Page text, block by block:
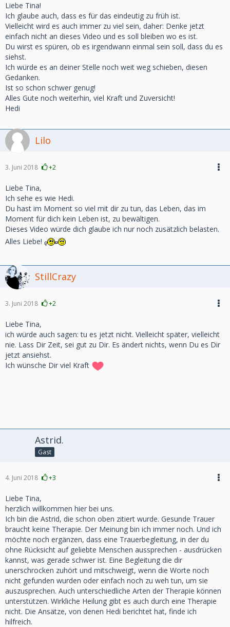
Liebe Tina!
Ich glaube auch, dass es für das eindeutig zu früh ist.
Vielleicht wird es auch immer zu viel sein, daher: Denke jetzt
einfach nicht an dieses Video und es soll bleiben wo es ist.
Du wirst es spüren, ob es irgendwann einmal sein soll, dass du es
siehst.
Ich würde es an deiner Stelle noch weit weg schieben, diesen
Gedanken.
Ist so schon schwer genug!
Alles Gute noch weiterhin, viel Kraft und Zuversicht!
Hedi
Lilo
3. Juni 2018 +2
Liebe Tina,
Ich sehe es wie Hedi.
Du hast im Moment so viel mit dir zu tun, das Leben, das im
Moment für dich kein Leben ist, zu bewältigen.
Dieses Video würde dich glaube ich nur noch zusätzlich belasten.
Alles Liebe!
StillCrazy
3. Juni 2018 +2
Liebe Tina,
ich würde auch sagen: tu es jetzt nicht. Vielleicht später, vielleicht
nie. Lass Dir Zeit, sei gut zu Dir. Es ändert nichts, wenn Du es Dir
jetzt ansiehst.
Ich wünsche Dir viel Kraft
Astrid.
Gast
4. Juni 2018 +3
Liebe Tina,
herzlich willkommen hier bei uns.
Ich bin die Astrid, die schon oben zitiert wurde. Gesunde Trauer
braucht keine Therapie. Der Meinung bin ich immer noch. Und ich
möchte noch ergänzen, dass eine Trauerbegleitung, in der du
ohne Rücksicht auf geliebte Menschen aussprechen - ausdrücken
kannst, was gerade schwer ist. Eine Begleitung die dir
unerschrocken zuhört und mitschweigt, wenn die Worte noch
nicht gefunden wurden oder einfach noch zu weh tun, um sie
auszusprechen. Auch unterschiedliche Arten der Therapie können
unterstützen. Wirkliche Heilung gibt es auch durch eine Therapie
nicht. Die Ansätze, von denen Hedi berichtet hat, finde ich
hilfreich.